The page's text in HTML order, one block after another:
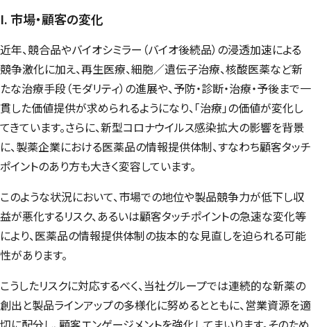
I. 市場・顧客の変化
近年、競合品やバイオシミラー（バイオ後続品）の浸透加速による
競争激化に加え、再生医療、細胞／遺伝子治療、核酸医薬など新
たな治療手段（モダリティ）の進展や、予防・診断・治療・予後まで一
貫した価値提供が求められるようになり、「治療」の価値が変化し
てきています。さらに、新型コロナウイルス感染拡大の影響を背景
に、製薬企業における医薬品の情報提供体制、すなわち顧客タッチ
ポイントのあり方も大きく変容しています。
このような状況において、市場での地位や製品競争力が低下し収
益が悪化するリスク、あるいは顧客タッチポイントの急速な変化等
により、医薬品の情報提供体制の抜本的な見直しを迫られる可能
性があります。
こうしたリスクに対応するべく、当社グループでは連続的な新薬の
創出と製品ラインアップの多様化に努めるとともに、営業資源を適